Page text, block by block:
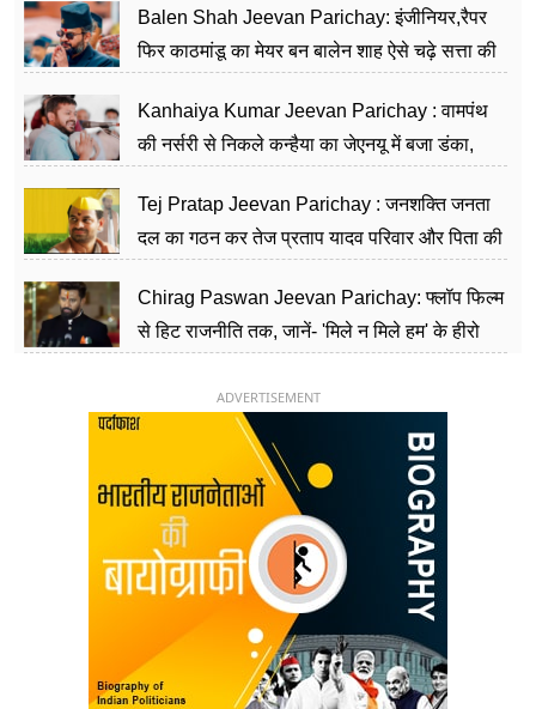
Balen Shah Jeevan Parichay: इंजीनियर,रैपर
फिर काठमांडू का मेयर बन बालेन शाह ऐसे चढ़े सत्ता की
Kanhaiya Kumar Jeevan Parichay : वामपंथ
की नर्सरी से निकले कन्हैया का जेएनयू में बजा डंका,
Tej Pratap Jeevan Parichay : जनशक्ति जनता
दल का गठन कर तेज प्रताप यादव परिवार और पिता की
Chirag Paswan Jeevan Parichay: फ्लॉप फिल्म
से हिट राजनीति तक, जानें- 'मिले न मिले हम' के हीरो
ADVERTISEMENT